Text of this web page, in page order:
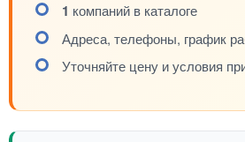
1 компаний в каталоге
Адреса, телефоны, график
Уточняйте цену и условия